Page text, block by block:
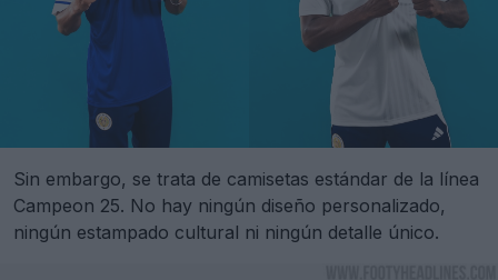
Sin embargo, se trata de camisetas estándar de la línea
Campeon 25. No hay ningún diseño personalizado,
ningún estampado cultural ni ningún detalle único.